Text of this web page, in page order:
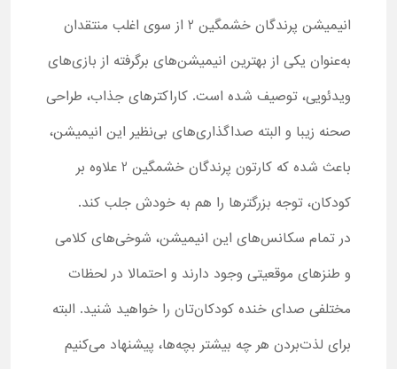
انیمیشن پرندگان خشمگین 2 از سوی اغلب منتقدان
به‌عنوان یکی از بهترین انیمیشن‌های برگرفته از بازی‌های
ویدئویی، توصیف شده است. کاراکترهای جذاب، طراحی
صحنه زیبا و البته صداگذاری‌های بی‌نظیر این انیمیشن،
باعث شده که کارتون پرندگان خشمگین 2 علاوه بر
کودکان، توجه بزرگترها را هم به خودش جلب کند.
در تمام سکانس‌های این انیمیشن، شوخی‌های کلامی
و طنزهای موقعیتی وجود دارند و احتمالا در لحظات
مختلفی صدای خنده کودکان‌تان را خواهید شنید. البته
برای لذت‌بردن هر چه بیشتر بچه‌ها، پیشنهاد می‌کنیم